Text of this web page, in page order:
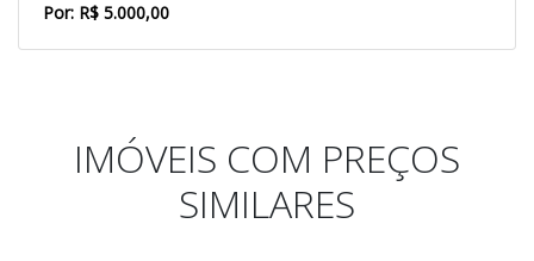
Por: R$ 5.000,00
IMÓVEIS COM PREÇOS
SIMILARES